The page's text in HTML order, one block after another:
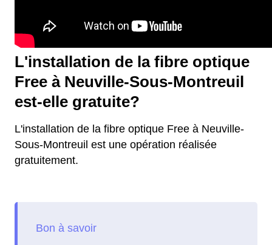
L'installation de la fibre optique
Free à Neuville-Sous-Montreuil
est-elle gratuite?
L'installation de la fibre optique Free à Neuville-
Sous-Montreuil est une opération réalisée
gratuitement.